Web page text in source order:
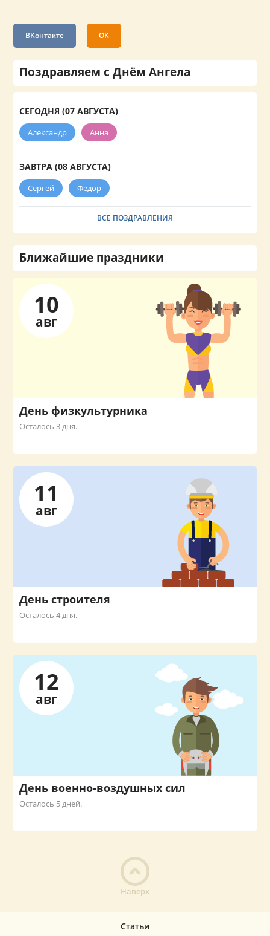
ВКонтакте ОК
Поздравляем с Днём Ангела
СЕГОДНЯ (07 АВГУСТА)
Александр Анна
ЗАВТРА (08 АВГУСТА)
Сергей Федор
ВСЕ ПОЗДРАВЛЕНИЯ
Ближайшие праздники
10
авг
День физкультурника
Осталось 3 дня.
11
авг
День строителя
Осталось 4 дня.
12
авг
День военно-воздушных сил
Осталось 5 дней.
Наверх
Статьи